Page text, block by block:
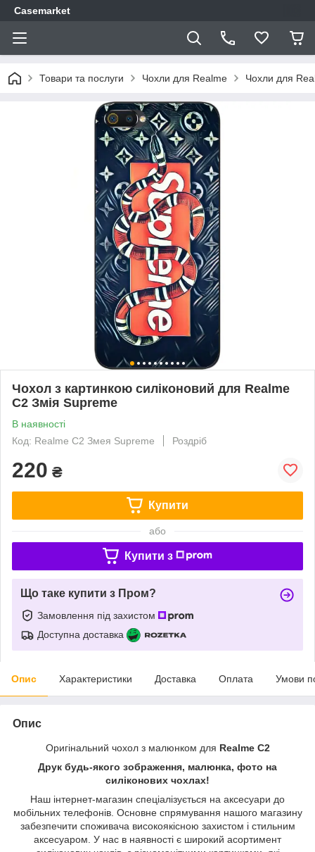
Casemarket
Товари та послуги Чохли для Realme Чохли для
Чохол з картинкою силіконовий для Realme
C2 Змія Supreme
В наявності
Код: Realme C2 Змея Supreme
Роздріб
220 ₴
Купити
або
Купити з
Що таке купити з Пром?
Замовлення під захистом
Доступна доставка
Опис Характеристики Доставка Оплата Умови
Опис
Оригінальний чохол з малюнком для Realme C2
Друк будь-якого зображення, малюнка, фото на
силіконових чохлах!
Наш інтернет-магазин спеціалізується на аксесуари до
мобільних телефонів. Основне спрямування нашого магазину
забезпечити споживача високоякісною захистом і стильним
аксесуаром. У нас в наявності є широкий асортимент